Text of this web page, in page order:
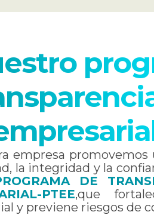
empresa promovemos
la integridad y la
DE
PTEE,que
y previene riesgos de